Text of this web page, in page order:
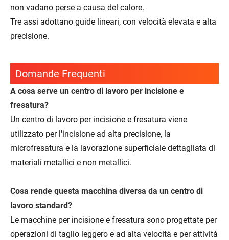
non vadano perse a causa del calore.
Tre assi adottano guide lineari, con velocità elevata e alta
precisione.
Domande Frequenti
A cosa serve un centro di lavoro per incisione e
fresatura?
Un centro di lavoro per incisione e fresatura viene
utilizzato per l'incisione ad alta precisione, la
microfresatura e la lavorazione superficiale dettagliata di
materiali metallici e non metallici.
Cosa rende questa macchina diversa da un centro di
lavoro standard?
Le macchine per incisione e fresatura sono progettate per
operazioni di taglio leggero e ad alta velocità e per attività